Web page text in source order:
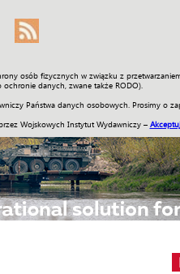
osób fizycznych w związku z
danych, zwane także RODO).
Państwa danych osobowych. Prosimy o
Wojskowych Instytut Wydawniczy –
Galerie Wideo ENGLISH